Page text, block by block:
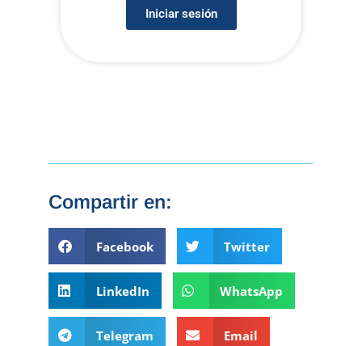
Iniciar sesión
Compartir en:
Facebook Twitter
LinkedIn WhatsApp
Telegram Email